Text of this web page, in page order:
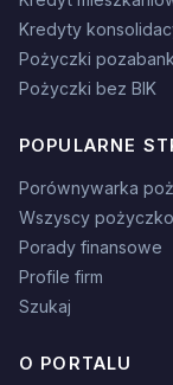
Kredyty
Pożyczki
Pożyczki bez BIK
POPULARNE
Porównywarka
Wszyscy
Porady finansowe
Profile firm
Szukaj
O PORTALU